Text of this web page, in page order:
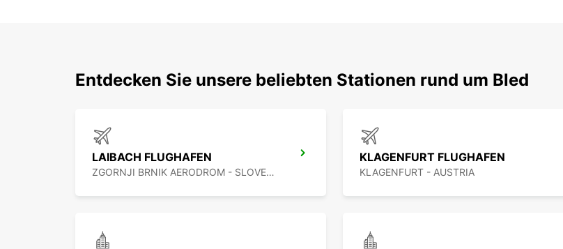
Entdecken Sie unsere beliebten Stationen rund um Bled
LAIBACH FLUGHAFEN
ZGORNJI BRNIK AERODROM - SLOVENIA
KLAGENFURT FLUGHAFEN
KLAGENFURT - AUSTRIA